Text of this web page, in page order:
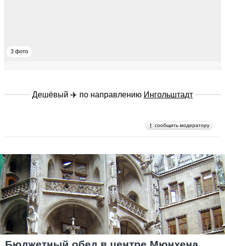
3 фото
Дешёвый ✈️ по направлению Ингольштадт
сообщить модератору